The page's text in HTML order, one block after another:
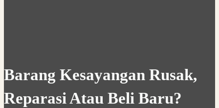
Barang Kesayangan Rusak,
Reparasi Atau Beli Baru?